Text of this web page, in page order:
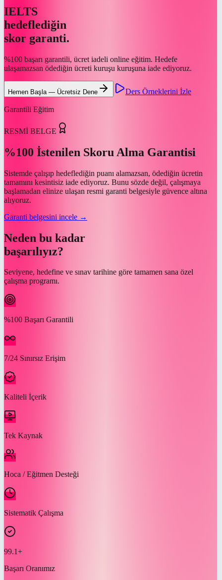
IELTS
hedeflediğin
skor garanti.
%100 başarı garantili, ücret iadeli online eğitim. Hedefe
ulaşamazsan ödediğin ücreti kuruşu kuruşuna iade ediyoruz.
Hemen Başla — Ücretsiz Dene Ders Örneklerini İzle
Garantili Eğitim
RESMİ BELGE
%100 İstenilen Skoru Alma Garantisi
Sistemde çalışıp hedeflediğin puanı alamazsan, ödediğin ücretin
tamamını kesintisiz iade ediyoruz. Bunu sözde değil, çalışmaya
başlamadan elinize ulaşan resmi garanti belgesiyle güvence altına
alıyoruz.
Garanti belgesini incele →
Neden bu kadar
başarılıyız?
Seviyene, hedefine ve sınav tarihine göre tamamen sana özel
çalışma programı.
%100 Başarı Garantili
7/24 Sınırsız Erişim
Kaliteli İçerik
Tek Kaynak
Hoca / Eğitmen Desteği
Sistematik Çalışma
99.1+
Başarı Oranımız